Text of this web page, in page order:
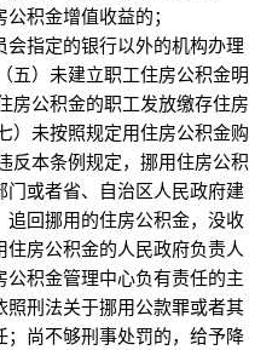
公积金增值收益的；
会指定的银行以外的机构办理
）未建立职工住房公积金明
公积金的职工发放缴存住房
未按照规定用住房公积金购
条例规定，挪用住房公积
或者省、自治区人民政府建
回挪用的住房公积金，没收
房公积金的人民政府负责人
积金管理中心负有责任的主
刑法关于挪用公款罪或者其
尚不够刑事处罚的，给予降